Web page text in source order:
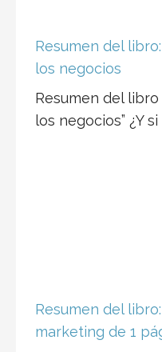
Resumen del
los negocios
Resumen del
los negocios” ¿Y
Resumen del
marketing de 1